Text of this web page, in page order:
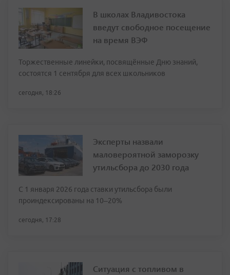
В школах Владивостока
введут свободное посещение
на время ВЭФ
Торжественные линейки, посвящённые Дню знаний,
состоятся 1 сентября для всех школьников
сегодня, 18:26
Эксперты назвали
маловероятной заморозку
утильсбора до 2030 года
С 1 января 2026 года ставки утильсбора были
проиндексированы на 10–20%
сегодня, 17:28
Ситуация с топливом в